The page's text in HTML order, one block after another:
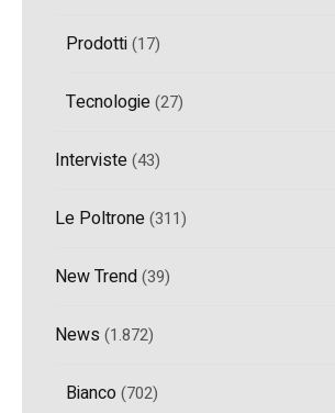
Prodotti(17)
Tecnologie(27)
Interviste(43)
Le Poltrone(311)
New Trend(39)
News (1.872)
Bianco(702)